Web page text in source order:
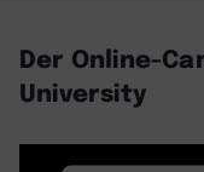
Der Online-
University